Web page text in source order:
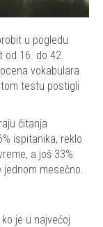
u pogledu
16. do 42.
vokabulara
testu postigli
čitanja
ispitanika, reklo
a još 33%
mesečno.
ko je u najvećoj